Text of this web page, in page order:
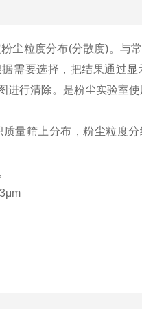
尘粒度分布(分散度)。与
需要选择，把结果通过
行清除。是粉尘实验室使
量筛上分布，粉尘粒度